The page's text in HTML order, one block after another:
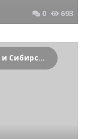
0 693
Криминальные новости Новосибирска и Сибирского региона